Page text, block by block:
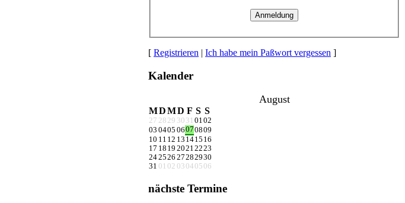
Anmeldung
[ Registrieren | Ich habe mein Paßwort vergessen ]
Kalender
August
MDMD F S S
27 28 29 30 31 0102
03 0405 06070809
10 11 12 13 1415 16
17 18 19 20212223
242526 27282930
31 01 02 03 04 05 06
nächste Termine